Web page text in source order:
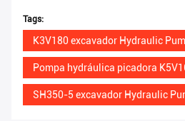
Tags:
K3V180 excavador Hydraulic
Pompa hydráulica picadora
SH350-5 excavador Hydraulic